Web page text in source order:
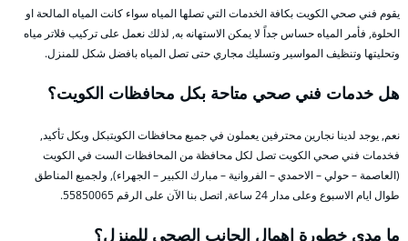
يقوم فني صحي الكويت بكافة الخدمات التي تصلها المياه سواء كانت المياه المالحة او
الحلوة, فأمر المياه حساس جداً لا يمكن الاستهانه به, لذلك نعمل على تركيب فلاتر مياه
وتحليتها وتنظيف المواسير وتسليك مجاري حتى تصل المياه بافضل شكل للمنزل.
هل خدمات فني صحي متاحة بكل محافظات الكويت؟
نعم, يوجد لدينا نجارين محترفين يعملون في جميع محافظات الكويتبكل وبكل تأكيد,
فخدمات فني صحي الكويت تصل لكل محافظة من المحافظات الست في الكويت
(العاصمة – حولي – الاحمدي – الفروانية – مبارك الكبير – الجهراء), ولجميع المناطق
طوال ايام الاسبوع وعلى مدار 24 ساعة, اتصل بنا الآن على الرقم 55850065.
ما مدى خطورة إهمال الجانب الصحي للمنزل؟